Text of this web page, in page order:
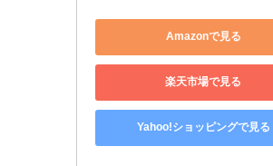
Amazonで見る
楽天市場で見る
Yahoo!ショッピングで見る